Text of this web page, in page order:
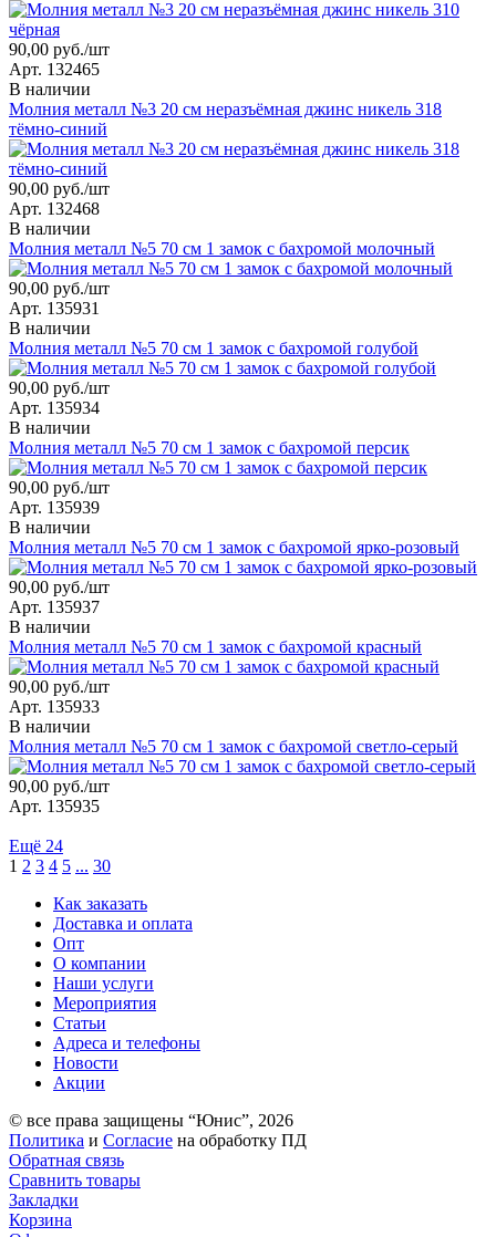
90,00 руб./шт
Арт. 132465
В наличии
Молния металл №3 20 см неразъёмная джинс никель 318
тёмно-синий
90,00 руб./шт
Арт. 132468
В наличии
Молния металл №5 70 см 1 замок с бахромой молочный
90,00 руб./шт
Арт. 135931
В наличии
Молния металл №5 70 см 1 замок с бахромой голубой
90,00 руб./шт
Арт. 135934
В наличии
Молния металл №5 70 см 1 замок с бахромой персик
90,00 руб./шт
Арт. 135939
В наличии
Молния металл №5 70 см 1 замок с бахромой ярко-розовый
90,00 руб./шт
Арт. 135937
В наличии
Молния металл №5 70 см 1 замок с бахромой красный
90,00 руб./шт
Арт. 135933
В наличии
Молния металл №5 70 см 1 замок с бахромой светло-серый
90,00 руб./шт
Арт. 135935
Ещё 24
1 2 3 4 5 ... 30
Как заказать
Доставка и оплата
Опт
О компании
Наши услуги
Мероприятия
Статьи
Адреса и телефоны
Новости
Акции
© все права защищены “Юнис”, 2026
Политика и Cогласие на обработку ПД
Обратная связь
Сравнить товары
Закладки
Корзина